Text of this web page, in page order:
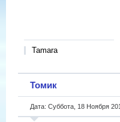
Tamara
Томик
Дата: Суббота, 18 Ноября